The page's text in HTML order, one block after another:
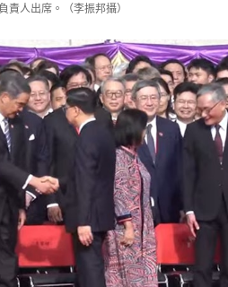
責人出席。（李振邦攝）